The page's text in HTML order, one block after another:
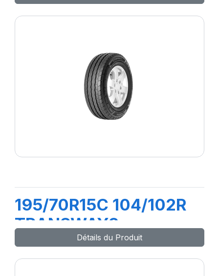
195/70R15C 104/102R
TRANSWAY3
Détails du Produit